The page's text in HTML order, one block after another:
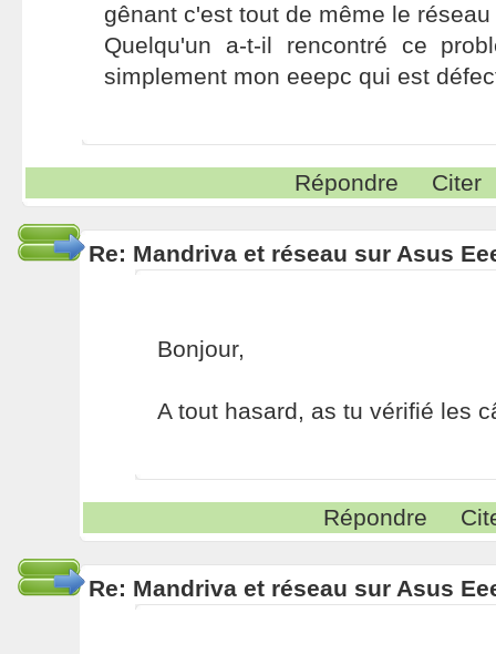
gênant c'est tout de même le
Quelqu'un a-t-il rencontré ce
simplement mon eeepc qui est
Répondre Citer
Re: Mandriva et réseau sur Asus
Bonjour,
A tout hasard, as tu vérifié les
Répondre
Re: Mandriva et réseau sur Asus